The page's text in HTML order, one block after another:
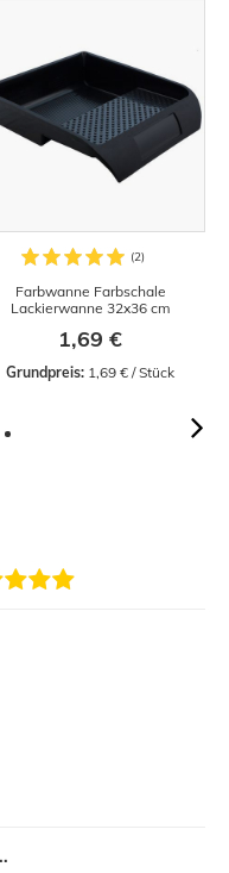
Farbwanne Farbschale
Lackierwanne 32x36 cm
1,69 €
Grundpreis: 1,69 € / Stück